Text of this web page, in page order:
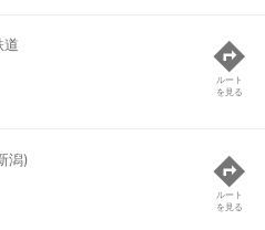
道
ルート
を見る
潟)
ルート
を見る